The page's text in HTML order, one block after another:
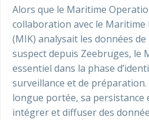
Alors que le Maritime
collaboration avec le
(MIK) analysait les données
suspect depuis Zeebruges, le
essentiel dans la phase
surveillance et de préparation.
longue portée, sa persistance
intégrer et diffuser des